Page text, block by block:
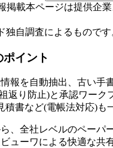
掲載本ページは提供企
自調査によるものです
ポイント
報を自動抽出、古い手
返り防止)と承認ワーク
積書など(電帳法対応)も
、全社レベルのペーパ
ューワによる快適な共